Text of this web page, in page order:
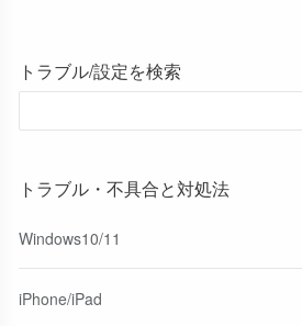
トラブル/設定を検索
トラブル・不具合と対処法
Windows10/11
iPhone/iPad